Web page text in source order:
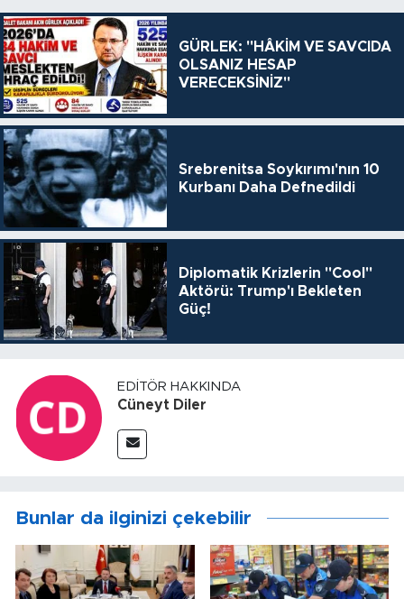
GÜRLEK: "HÂKİM VE SAVCIDA
OLSANIZ HESAP
VERECEKSİNİZ"
Srebrenitsa Soykırımı'nın 10
Kurbanı Daha Defnedildi
Diplomatik Krizlerin "Cool"
Aktörü: Trump'ı Bekleten
Güç!
EDITÖR HAKKINDA
Cüneyt Diler
Bunlar da ilginizi çekebilir